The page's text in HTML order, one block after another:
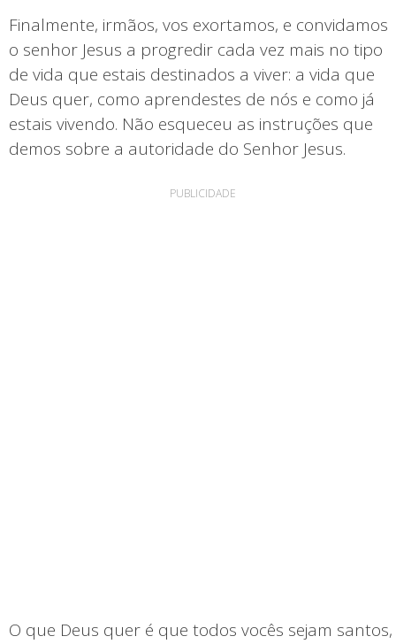
Finalmente, irmãos, vos exortamos, e convidamos
o senhor Jesus a progredir cada vez mais no tipo
de vida que estais destinados a viver: a vida que
Deus quer, como aprendestes de nós e como já
estais vivendo. Não esqueceu as instruções que
demos sobre a autoridade do Senhor Jesus.
PUBLICIDADE
O que Deus quer é que todos vocês sejam santos,